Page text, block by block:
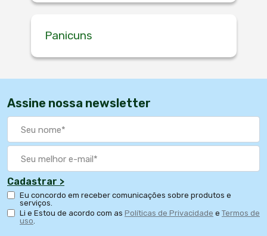
Panicuns
Assine nossa newsletter
Cadastrar >
Eu concordo em receber comunicações sobre produtos e
serviços.
Li e Estou de acordo com as Políticas de Privacidade e Termos de
uso.